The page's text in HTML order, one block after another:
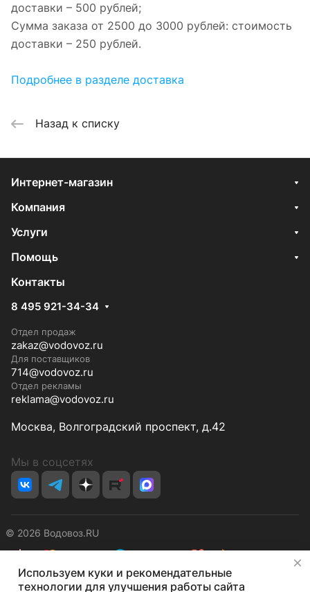
доставки – 500 рублей;
Сумма заказа от 2500 до 3000 рублей: стоимость
доставки – 250 рублей.
Подробнее в разделе доставка
Назад к списку
Интернет-магазин
Компания
Услуги
Помощь
Контакты
8 495 921-34-34
Отдел продаж
zakaz@vodovoz.ru
Для поставщиков
714@vodovoz.ru
Отдел рекламы
reklama@vodovoz.ru
Москва, Волгоградский проспект, д.42
Мы в соцсетях
© 2026 Водовоз.RU
КонфиденциальностьОферта
Используем куки и рекомендательные
технологии для улучшения работы сайта